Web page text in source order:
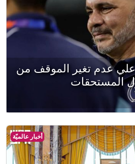
علي عدم تغير الموقف من
المستحقات
أخبار عالميّة